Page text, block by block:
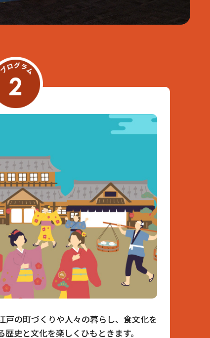
戸の町づくりや人々の暮らし、食文化を
史と文化を楽しくひもときます。